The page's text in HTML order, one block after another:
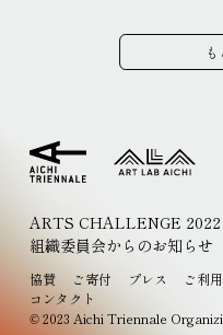
も
ARTS CHALLENGE 2022
組織委員会からのお知らせ
協賛 ご寄付 プレス ご利
コンタクト
© 2023 Aichi Triennale